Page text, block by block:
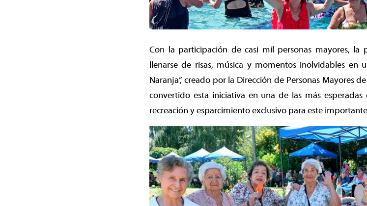
Con la participación de casi mil personas mayores, la
llenarse de risas, música y momentos inolvidables en
Naranja”, creado por la Dirección de Personas Mayores
convertido esta iniciativa en una de las más
recreación y esparcimiento exclusivo para este